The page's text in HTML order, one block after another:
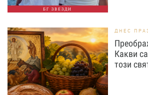
БГ ЗВЕЗДИ
ДНЕС
Какви
този